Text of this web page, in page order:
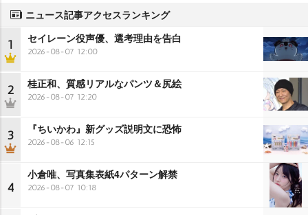
ニュース記事アクセスランキング
1 セイレーン役声優、選考理由を告白
2026-08-07 12:00
2 桂正和、質感リアルなパンツ＆尻絵
2026-08-07 12:20
3 『ちいかわ』新グッズ説明文に恐怖
2026-08-06 12:15
4
小倉唯、写真集表紙4パターン解禁
2026-08-07 10:18